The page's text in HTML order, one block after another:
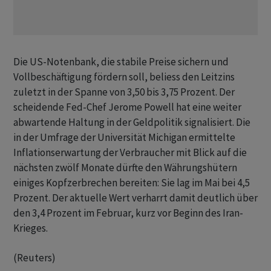
Die US-Notenbank, ‌die stabile Preise sichern und
Vollbeschäftigung fördern soll, beliess den Leitzins
zuletzt in der Spanne von 3,50 bis 3,75 Prozent. Der
scheidende ​Fed-Chef Jerome ​Powell hat eine weiter
⁠abwartende Haltung in der Geldpolitik signalisiert. Die ​
in der Umfrage der ⁠Universität Michigan ermittelte
Inflationserwartung der Verbraucher mit Blick auf die
nächsten ‌zwölf Monate dürfte den Währungshütern
einiges Kopfzerbrechen bereiten: Sie lag im Mai bei 4,5
Prozent. Der aktuelle Wert verharrt ‌damit deutlich über
den 3,4 Prozent im Februar, ​kurz vor Beginn des Iran-
Krieges.
(Reuters)